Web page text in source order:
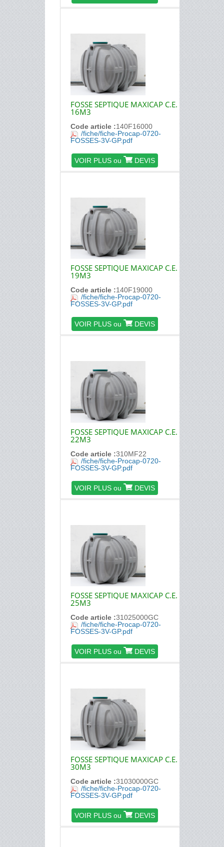
FOSSE SEPTIQUE MAXICAP C.E.
16M3
Code article :140F16000
/fiche/fiche-Procap-0720-
FOSSES-3V-GP.pdf
VOIR PLUS ou DEVIS
FOSSE SEPTIQUE MAXICAP C.E.
19M3
Code article :140F19000
/fiche/fiche-Procap-0720-
FOSSES-3V-GP.pdf
VOIR PLUS ou DEVIS
FOSSE SEPTIQUE MAXICAP C.E.
22M3
Code article :310MF22
/fiche/fiche-Procap-0720-
FOSSES-3V-GP.pdf
VOIR PLUS ou DEVIS
FOSSE SEPTIQUE MAXICAP C.E.
25M3
Code article :31025000GC
/fiche/fiche-Procap-0720-
FOSSES-3V-GP.pdf
VOIR PLUS ou DEVIS
FOSSE SEPTIQUE MAXICAP C.E.
30M3
Code article :31030000GC
/fiche/fiche-Procap-0720-
FOSSES-3V-GP.pdf
VOIR PLUS ou DEVIS